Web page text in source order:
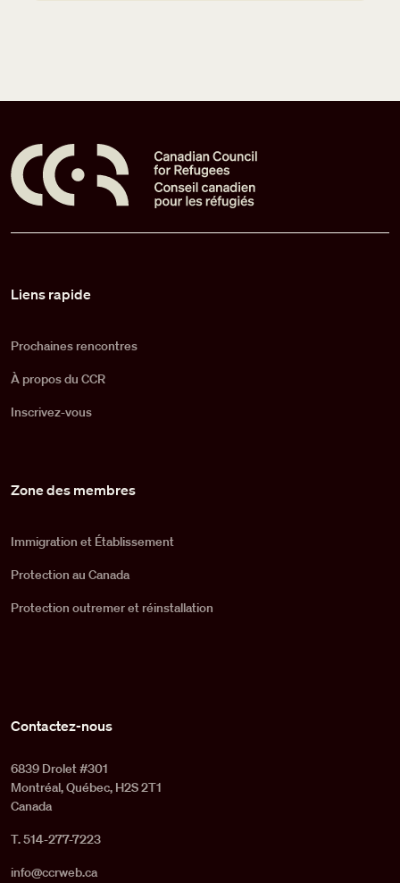
Liens rapide
Prochaines rencontres
À propos du CCR
Inscrivez-vous
Zone des membres
Immigration et Établissement
Protection au Canada
Protection outremer et réinstallation
Contactez-nous
6839 Drolet #301
Montréal, Québec, H2S 2T1
Canada
T. 514-277-7223
info@ccrweb.ca